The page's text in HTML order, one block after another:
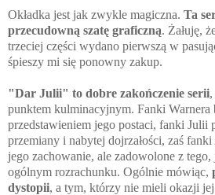
Okładka jest jak zwykle magiczna. Ta
przecudowną szatę graficzną. Żałuję,
trzeciej części wydano pierwszą w
śpieszy mi się ponowny zakup.
"Dar Julii" to dobre zakończenie serii
punktem kulminacyjnym. Fanki Warnera
przedstawieniem jego postaci, fanki Julii
przemiany i nabytej dojrzałości, zaś fanki
jego zachowanie, ale zadowolone z
ogólnym rozrachunku. Ogólnie mówiąc,
dystopii, a tym, którzy nie mieli okazji